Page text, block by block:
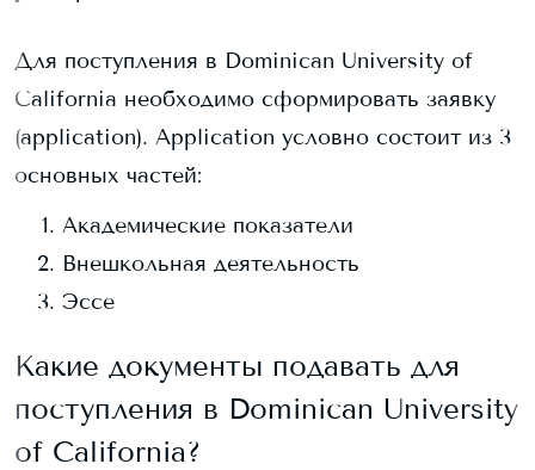
Для поступления в Dominican University of
California необходимо сформировать заявку
(application). Application условно состоит из 3
основных частей:
Академические показатели
Внешкольная деятельность
Эссе
Какие документы подавать для
поступления в Dominican University
of California?